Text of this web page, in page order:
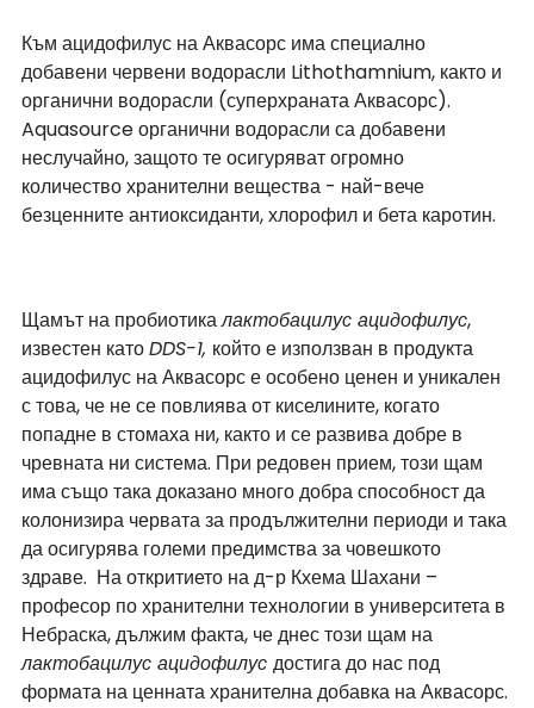
Към ацидофилус на Аквасорс има специално
добавени червени водорасли Lithothamnium, както и
органични водорасли (суперхраната Аквасорс).
Aquasource органични водорасли са добавени
неслучайно, защото те осигуряват огромно
количество хранителни вещества - най-вече
безценните антиоксиданти, хлорофил и бета каротин.
Щамът на пробиотика лактобацилус ацидофилус,
известен като DDS-1, който е използван в продукта
ацидофилус на Аквасорс е особено ценен и уникален
с това, че не се повлиява от киселините, когато
попадне в стомаха ни, както и се развива добре в
чревната ни система. При редовен прием, този щам
има също така доказано много добра способност да
колонизира червата за продължителни периоди и така
да осигурява големи предимства за човешкото
здраве.  На откритието на д-р Кхема Шахани –
професор по хранителни технологии в университета в
Небраска, дължим факта, че днес този щам на
лактобацилус ацидофилус достига до нас под
формата на ценната хранителна добавка на Аквасорс.